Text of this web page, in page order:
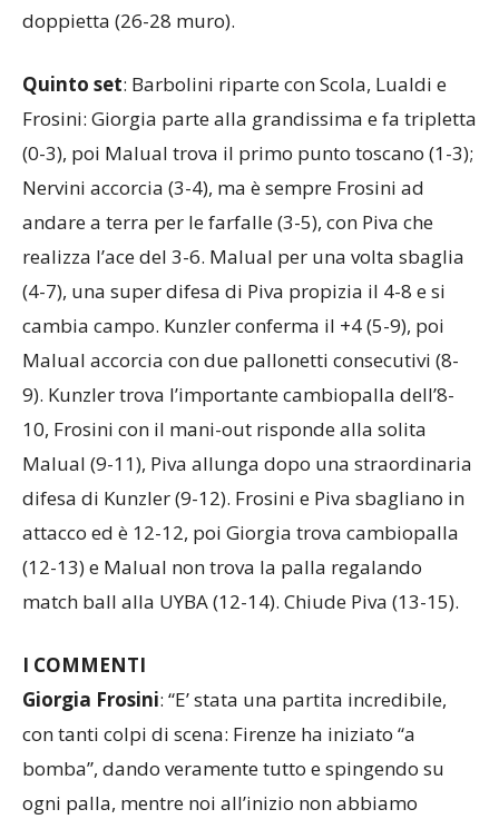
doppietta (26-28 muro).
: Barbolini riparte con Scola, Lualdi e
Frosini: Giorgia parte alla grandissima e fa tripletta
(0-3), poi Malual trova il primo punto toscano (1-3);
Nervini accorcia (3-4), ma è sempre Frosini ad
andare a terra per le farfalle (3-5), con Piva che
realizza l’ace del 3-6. Malual per una volta sbaglia
(4-7), una super difesa di Piva propizia il 4-8 e si
cambia campo. Kunzler conferma il +4 (5-9), poi
Malual accorcia con due pallonetti consecutivi (8-
9). Kunzler trova l’importante cambiopalla dell’8-
10, Frosini con il mani-out risponde alla solita
Malual (9-11), Piva allunga dopo una straordinaria
difesa di Kunzler (9-12). Frosini e Piva sbagliano in
attacco ed è 12-12, poi Giorgia trova cambiopalla
(12-13) e Malual non trova la palla regalando
I COMMENTI
Giorgia Frosini
: “E’ stata una partita incredibile,
con tanti colpi di scena: Firenze ha iniziato “a
bomba”, dando veramente tutto e spingendo su
ogni palla, mentre noi all’inizio non abbiamo